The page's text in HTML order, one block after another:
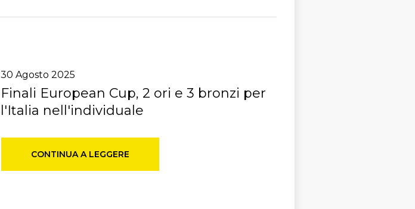
30 Agosto 2025
Finali European Cup, 2 ori e 3 bronzi per
l'Italia nell'individuale
CONTINUA A LEGGERE